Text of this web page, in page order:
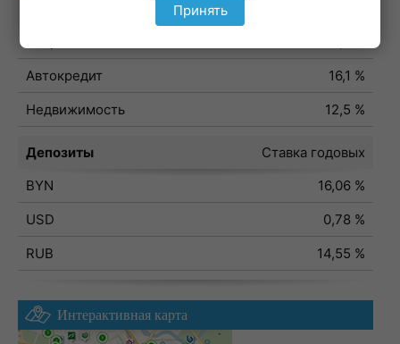
Автокредит
16,1 %
Недвижимость
12,5 %
Депозиты
Ставка годовых
BYN
16,06 %
USD
0,78 %
RUB
14,55 %
Интерактивная карта
Принять